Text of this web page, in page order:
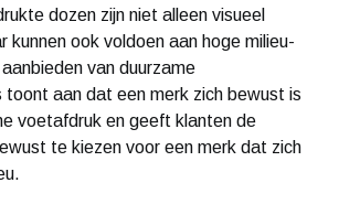
dozen zijn niet alleen visueel
kunnen ook voldoen aan hoge milieu-
van duurzame
aan dat een merk zich bewust is
voetafdruk en geeft klanten de
te kiezen voor een merk dat zich